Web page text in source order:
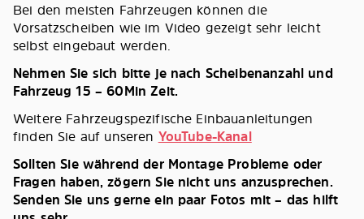
Bei den meisten Fahrzeugen können die
Vorsatzscheiben wie im Video gezeigt sehr leicht
selbst eingebaut werden.
Nehmen Sie sich bitte je nach Scheibenanzahl und
Fahrzeug 15 – 60Min Zeit.
Weitere Fahrzeugspezifische Einbauanleitungen
finden Sie auf unseren YouTube-Kanal
Sollten Sie während der Montage Probleme oder
Fragen haben, zögern Sie nicht uns anzusprechen.
Senden Sie uns gerne ein paar Fotos mit – das hilft